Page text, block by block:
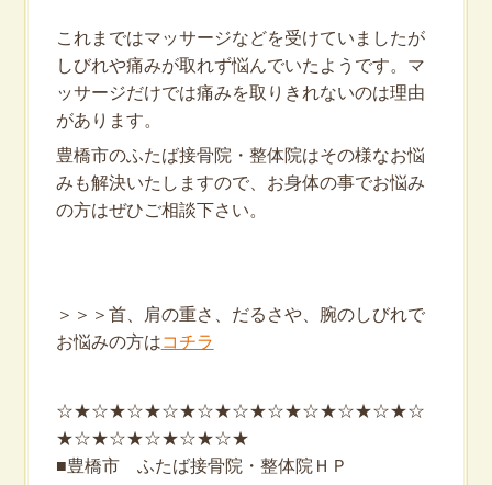
これまではマッサージなどを受けていましたが
しびれや痛みが取れず悩んでいたようです。マ
ッサージだけでは痛みを取りきれないのは理由
があります。
豊橋市のふたば接骨院・整体院はその様なお悩
みも解決いたしますので、お身体の事でお悩み
の方はぜひご相談下さい。
＞＞＞首、肩の重さ、だるさや、腕のしびれで
お悩みの方はコチラ
☆★☆★☆★☆★☆★☆★☆★☆★☆★☆★☆
★☆★☆★☆★☆★☆★
■豊橋市 ふたば接骨院・整体院ＨＰ